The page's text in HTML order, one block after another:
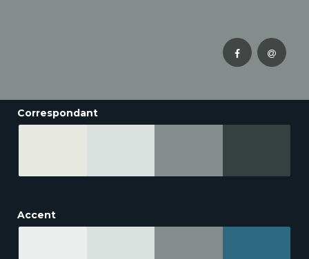
Correspondant
Accent